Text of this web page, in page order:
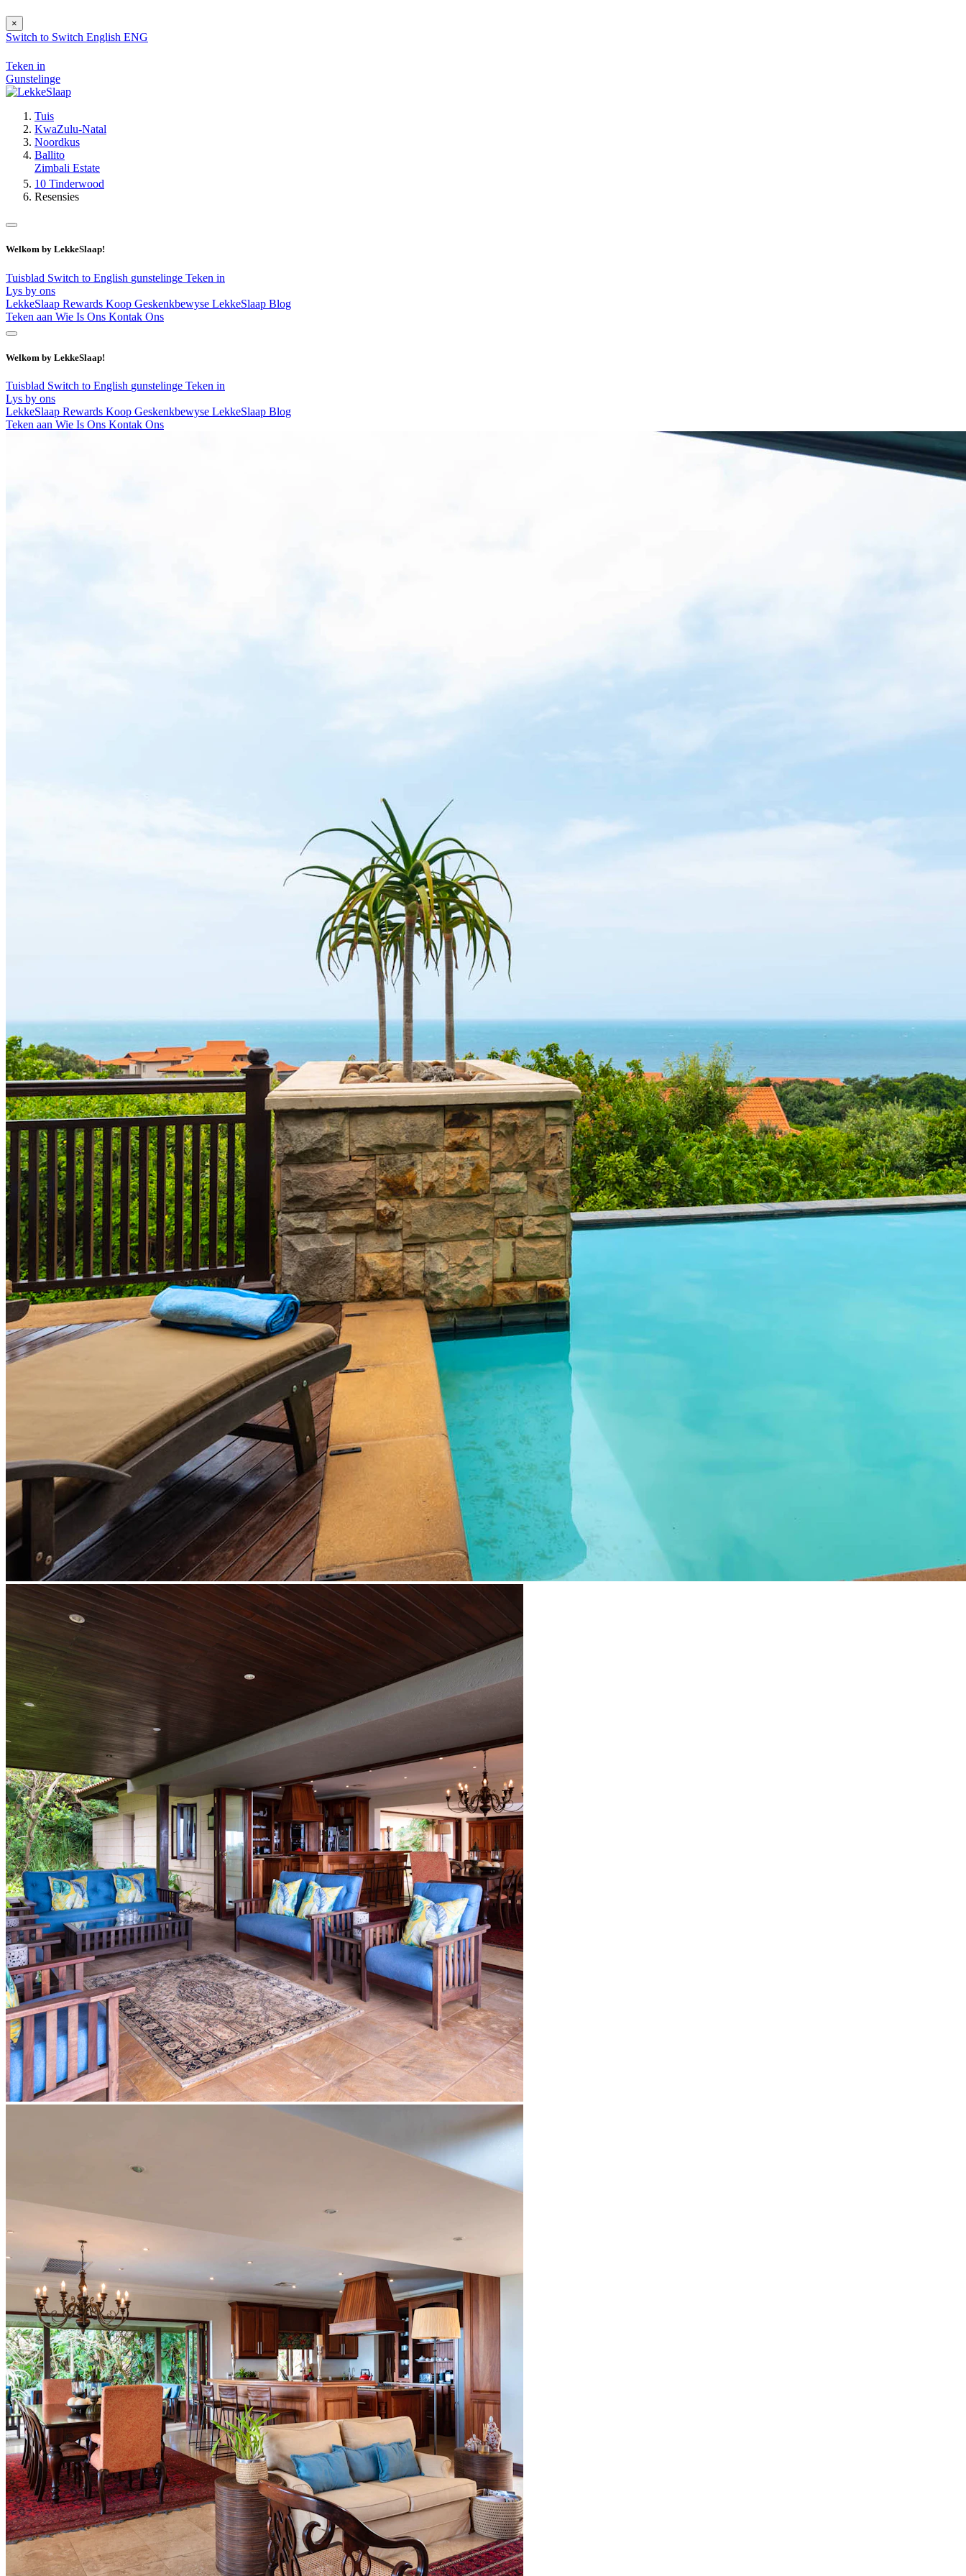
×
Switch to Switch English ENG
Teken in
Gunstelinge
Tuis
KwaZulu-Natal
Noordkus
Ballito
Zimbali Estate
10 Tinderwood
Resensies
Welkom by LekkeSlaap!
Tuisblad Switch to English gunstelinge Teken in
Lys by ons
LekkeSlaap Rewards Koop Geskenkbewyse LekkeSlaap Blog
Teken aan Wie Is Ons Kontak Ons
Welkom by LekkeSlaap!
Tuisblad Switch to English gunstelinge Teken in
Lys by ons
LekkeSlaap Rewards Koop Geskenkbewyse LekkeSlaap Blog
Teken aan Wie Is Ons Kontak Ons